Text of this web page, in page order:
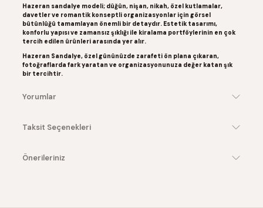
Hazeran sandalye modeli; düğün, nişan, nikah, özel kutlamalar,
davetler ve romantik konseptli organizasyonlar için görsel
bütünlüğü tamamlayan önemli bir detaydır. Estetik tasarımı,
konforlu yapısı ve zamansız şıklığı ile kiralama portföylerinin en çok
tercih edilen ürünleri arasında yer alır.
Hazeran Sandalye, özel gününüzde zarafeti ön plana çıkaran,
fotoğraflarda fark yaratan ve organizasyonunuza değer katan şık
bir tercihtir.
Yorumlar
Taksit Seçenekleri
Önerileriniz